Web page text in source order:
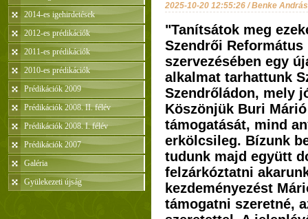
2014-es igehirdetések
2012-es prédikációk
2011-es prédikációk
2010-es prédikációk
Prédikációk 2009
Prédikációk 2008. II. félév
Prédikációk 2008. I. félév
Prédikációk 2007
Galéria
Gyülekezeti újság
2025-10-20 12:55:26 / Benke András
"Tanítsátok meg
Szendrői Református
szervezésében egy
alkalmat tarhattunk
Szendrőládon, mely
Köszönjük Buri
támogatását, mind
erkölcsileg. Bízunk
tudunk majd együtt
felzárkóztatni
kezdeményezést
támogatni szeretné,